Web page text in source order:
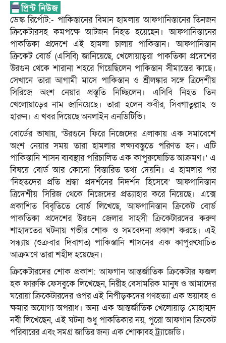
ডেস্ক রির্পোট:- পাকিস্তানের বিমান হামলায় আফগানিস্তানের তিনজন
ক্রিকেটারসহ কমপক্ষে আটজন নিহত হয়েছেন। আফগানিস্তানের
পাকতিকা প্রদেশে এই হামলা চালায় পাকিস্তান। আফগানিস্তান
ক্রিকেট বোর্ড (এসিবি) জানিয়েছে, খেলোয়াড়রা পাকতিকা প্রদেশের
উরগুন থেকে শারানা শহরে গিয়েছিলেন পাকিস্তান সীমান্তের কাছে।
সেখানে তারা আগামী মাসে পাকিস্তান ও শ্রীলঙ্কার সঙ্গে ত্রিদেশীয়
সিরিজে অংশ নেয়ার প্রস্তুতি নিচ্ছিলেন। এসিবি নিহত তিন
খেলোয়াড়ের নাম জানিয়েছে। তারা হলেন কবীর, সিবগাতুল্লাহ ও
হারুন। এ খবর দিয়েছে অনলাইন এনডিটিভি।
বোর্ডের ভাষায়, ‘উরগুনে ফিরে নিজেদের এলাকায় এক সমাবেশে
অংশ নেয়ার সময় তারা হামলার লক্ষ্যবস্তুতে পরিণত হন। এটি
পাকিস্তানি শাসন ব্যবস্থার পরিচালিত এক কাপুরুষোচিত আক্রমণ।’ এ
বিষয়ে বোর্ড আর কোনো বিস্তারিত তথ্য দেয়নি। এ হামলার পর
‘নিহতদের প্রতি শ্রদ্ধা প্রদর্শনের নিদর্শন হিসেবে’ আফগানিস্তান
ত্রিদেশীয় সিরিজ থেকে নিজেদের প্রত্যাহার করে নিয়েছে। এক্সে
প্রকাশিত বিবৃতিতে বোর্ড লিখেছে, আফগানিস্তান ক্রিকেট বোর্ড
পাকতিকা প্রদেশের উরগুন জেলার সাহসী ক্রিকেটারদের করুণ
শাহাদতের ঘটনায় গভীর শোক ও সমবেদনা প্রকাশ করছে। এই
সন্ধ্যায় (শুক্রবার দিবাগত) পাকিস্তানি শাসনের এক কাপুরুষোচিত
আক্রমণে তারা শহীদ হয়েছেন।
ক্রিকেটারদের শোক প্রকাশ: আফগান আন্তর্জাতিক ক্রিকেটার ফজল
হক ফারুকি ফেসবুকে লিখেছেন, নিরীহ বেসামরিক মানুষ ও আমাদের
ঘরোয়া ক্রিকেটারদের ওপর এই নিপীড়কদের গণহত্যা এক ভয়াবহ ও
ক্ষমার অযোগ্য অপরাধ। অন্য এক আন্তর্জাতিক খেলোয়াড় মোহাম্মদ
নবী লিখেছেন, এই ঘটনা শুধু পাকতিকার নয়, পুরো আফগান ক্রিকেট
পরিবারের এবং সমগ্র জাতির জন্য এক শোকাবহ ট্র্যাজেডি।